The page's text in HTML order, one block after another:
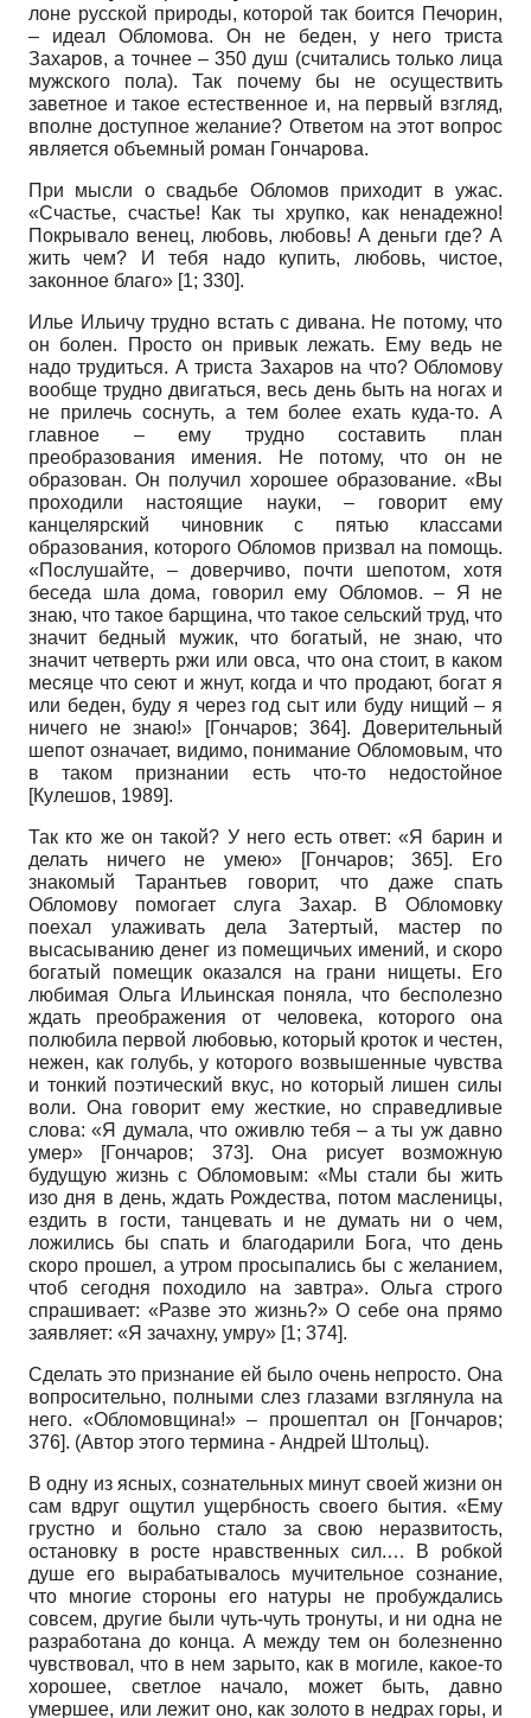
лоне русской природы, которой так боится Печорин,
– идеал Обломова. Он не беден, у него триста
Захаров, а точнее – 350 душ (считались только лица
мужского пола). Так почему бы не осуществить
заветное и такое естественное и, на первый взгляд,
вполне доступное желание? Ответом на этот вопрос
является объемный роман Гончарова.
При мысли о свадьбе Обломов приходит в ужас.
«Счастье, счастье! Как ты хрупко, как ненадежно!
Покрывало венец, любовь, любовь! А деньги где? А
жить чем? И тебя надо купить, любовь, чистое,
законное благо» [1; 330].
Илье Ильичу трудно встать с дивана. Не потому, что
он болен. Просто он привык лежать. Ему ведь не
надо трудиться. А триста Захаров на что? Обломову
вообще трудно двигаться, весь день быть на ногах и
не прилечь соснуть, а тем более ехать куда-то. А
главное – ему трудно составить план
преобразования имения. Не потому, что он не
образован. Он получил хорошее образование. «Вы
проходили настоящие науки, – говорит ему
канцелярский чиновник с пятью классами
образования, которого Обломов призвал на помощь.
«Послушайте, – доверчиво, почти шепотом, хотя
беседа шла дома, говорил ему Обломов. – Я не
знаю, что такое барщина, что такое сельский труд, что
значит бедный мужик, что богатый, не знаю, что
значит четверть ржи или овса, что она стоит, в каком
месяце что сеют и жнут, когда и что продают, богат я
или беден, буду я через год сыт или буду нищий – я
ничего не знаю!»
[Гончаров; 364]. Доверительный
шепот означает, видимо, понимание Обломовым, что
в таком признании есть что-то недостойное
[Кулешов, 1989].
Так кто же он такой? У него есть ответ: «Я барин и
делать ничего не умею»
[Гончаров; 365]. Его
знакомый Тарантьев говорит, что даже спать
Обломову помогает слуга Захар. В Обломовку
поехал улаживать дела Затертый, мастер по
высасыванию денег из помещичьих имений, и скоро
богатый помещик оказался на грани нищеты. Его
любимая Ольга Ильинская поняла, что бесполезно
ждать преображения от человека, которого она
полюбила первой любовью, который кроток и честен,
нежен, как голубь, у которого возвышенные чувства
и тонкий поэтический вкус, но который лишен силы
воли. Она говорит ему жесткие, но справедливые
слова: «Я думала, что оживлю тебя – а ты уж давно
умер» [Гончаров; 373]. Она рисует возможную
будущую жизнь с Обломовым: «Мы стали бы жить
изо дня в день, ждать Рождества, потом масленицы,
ездить в гости, танцевать и не думать ни о чем,
ложились бы спать и благодарили Бога, что день
скоро прошел, а утром просыпались бы с желанием,
чтоб сегодня походило на завтра». Ольга строго
спрашивает: «Разве это жизнь?» О себе она прямо
заявляет: «Я зачахну, умру» [1; 374].
Сделать это признание ей было очень непросто. Она
вопросительно, полными слез глазами взглянула на
него. «Обломовщина!» – прошептал он
[Гончаров;
376]. (Автор этого термина - Андрей Штольц).
В одну из ясных, сознательных минут своей жизни он
сам вдруг ощутил ущербность своего бытия. «Ему
грустно и больно стало за свою неразвитость,
остановку в росте нравственных сил.… В робкой
душе его вырабатывалось мучительное сознание,
что многие стороны его натуры не пробуждались
совсем, другие были чуть-чуть тронуты, и ни одна не
разработана до конца. А между тем он болезненно
чувствовал, что в нем зарыто, как в могиле, какое-то
хорошее, светлое начало, может быть, давно
умершее, или лежит оно, как золото в недрах горы, и